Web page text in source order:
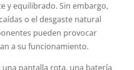
y equilibrado. Sin embargo,
o el desgaste natural
pueden provocar
a su funcionamiento.
pantalla rota, una batería